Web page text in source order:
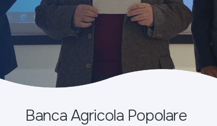
Banca Agricola Popolare